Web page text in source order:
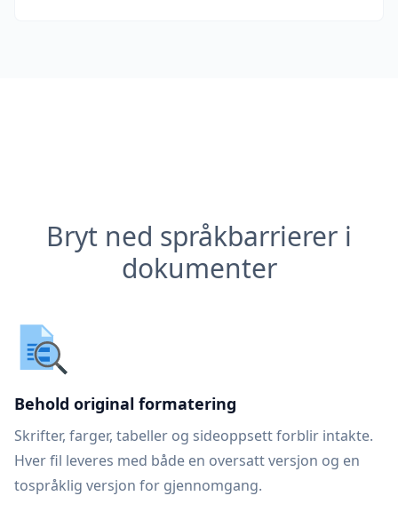
Bryt ned språkbarrierer i
dokumenter
Behold original formatering
Skrifter, farger, tabeller og sideoppsett forblir intakte.
Hver fil leveres med både en oversatt versjon og en
tospråklig versjon for gjennomgang.